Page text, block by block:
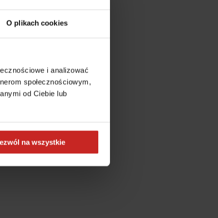
O plikach cookies
i analizować
społecznościowym,
od Ciebie lub
na wszystkie
information).